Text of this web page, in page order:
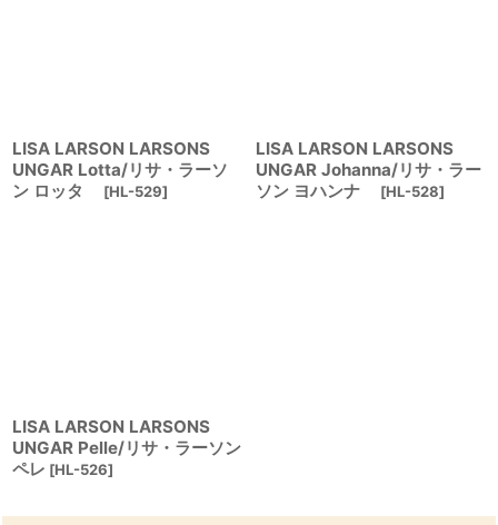
LISA LARSON LARSONS
UNGAR Lotta/リサ・ラーソ
ン ロッタ
[HL-529]
LISA LARSON LARSONS
UNGAR Johanna/リサ・ラー
ソン ヨハンナ
[HL-528]
LISA LARSON LARSONS
UNGAR Pelle/リサ・ラーソン
ペレ [HL-526]